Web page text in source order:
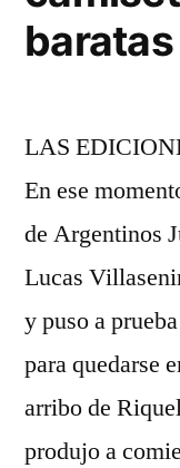
LAS
En ese
de Argentinos
Lucas
y puso a
para quedarse
arribo de
produjo a